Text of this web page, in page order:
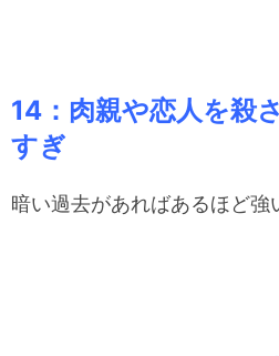
14：肉親や恋人を殺
すぎ
暗い過去があればあるほど強